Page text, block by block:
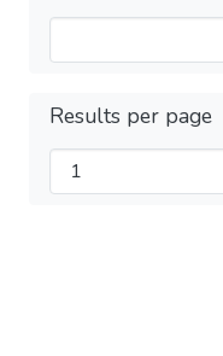
Results per page